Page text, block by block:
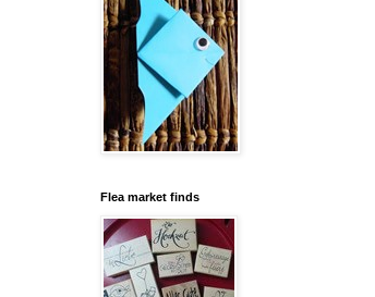
Flea market finds